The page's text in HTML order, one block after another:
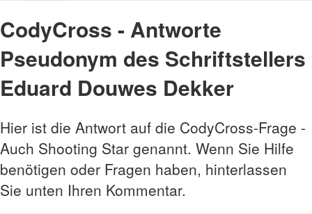
CodyCross - Antworte
Pseudonym des Schriftstellers
Eduard Douwes Dekker
Hier ist die Antwort auf die CodyCross-Frage -
Auch Shooting Star genannt. Wenn Sie Hilfe
benötigen oder Fragen haben, hinterlassen
Sie unten Ihren Kommentar.